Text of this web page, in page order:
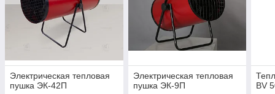
Электрическая тепловая
пушка ЭК-42П
Электрическая тепловая
пушка ЭК-9П
BV